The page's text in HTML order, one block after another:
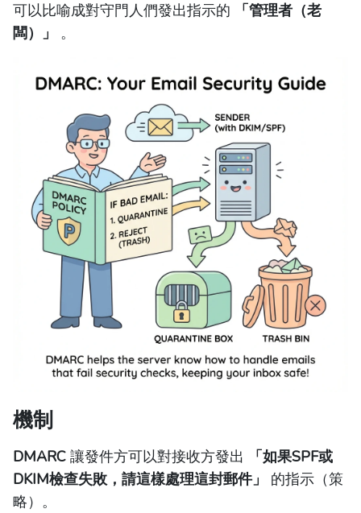
可以比喻成對守門人們發出指示的
「管理者（老
闆）」
。
機制
DMARC 讓發件方可以對接收方發出
「如果SPF或
DKIM檢查失敗，請這樣處理這封郵件」
的指示（策
略）。